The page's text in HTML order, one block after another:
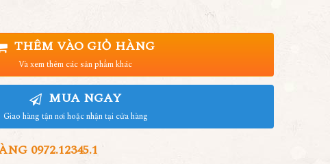
THÊM VÀO GIỎ HÀNG
Và xem thêm các sản phẩm khác
MUA NGAY
Giao hàng tận nơi hoặc nhận tại cửa hàng
0972.12345.1